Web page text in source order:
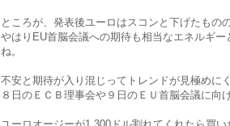
ところが、発表後ユーロはスコンと下げたもの
やはりEU首脳会議への期待も相当なエネルギ
ね。
不安と期待が入り混じってトレンドが見極めに
８日のＥＣＢ理事会や９日のＥＵ首脳会議に向